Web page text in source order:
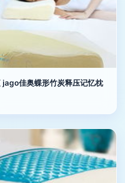
佳奥蝶形竹炭释压记忆枕